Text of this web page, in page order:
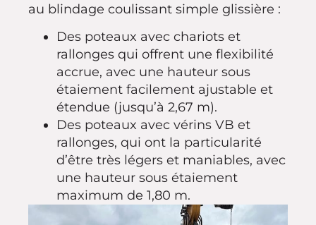
au blindage coulissant simple glissière :
Des poteaux avec chariots et
rallonges qui offrent une flexibilité
accrue, avec une hauteur sous
étaiement facilement ajustable et
étendue (jusqu’à 2,67 m).
Des poteaux avec vérins VB et
rallonges, qui ont la particularité
d’être très légers et maniables, avec
une hauteur sous étaiement
maximum de 1,80 m.